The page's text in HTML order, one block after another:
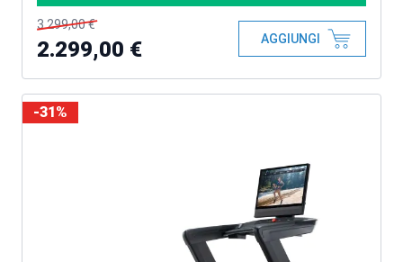
3.299,00 €
2.299,00 € AGGIUNGI
-31%